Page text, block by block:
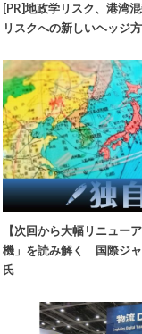
[PR]地政学リスク、港湾
リスクへの新しいヘッジ
【次回から大幅リニュー
機」を読み解く 国際ジ
氏